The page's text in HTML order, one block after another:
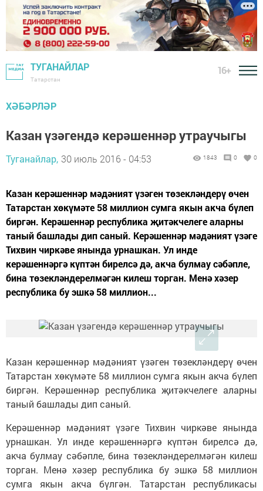
ТУГАНАЙЛАР
Татарстан
16+
ХӘБӘРЛӘР
Казан үзәгендә керәшеннәр утраучыгы
Туганайлар, 30 июль 2016 - 04:53 1843 0 0
Казан керәшеннәр мәдәният үзәген төзекләндерү өчен
Татарстан хөкүмәте 58 миллион сумга якын акча бүлеп
биргән. Керәшеннәр республика җитәкчелеге аларны
таный башлады дип саный. Керәшеннәр мәдәният үзәге
Тихвин чиркәве янында урнашкан. Ул инде
керәшеннәргә күптән бирелсә дә, акча булмау сәбәпле,
бина төзекләндерелмәгән килеш торган. Менә хәзер
республика бу эшкә 58 миллион...
Казан керәшеннәр мәдәният үзәген төзекләндерү өчен
Татарстан хөкүмәте 58 миллион сумга якын акча бүлеп
биргән. Керәшеннәр республика җитәкчелеге аларны
таный башлады дип саный.
Керәшеннәр мәдәният үзәге Тихвин чиркәве янында
урнашкан. Ул инде керәшеннәргә күптән бирелсә дә,
акча булмау сәбәпле, бина төзекләндерелмәгән килеш
торган. Менә хәзер республика бу эшкә 58 миллион
сумга якын акча бүлгән. Татарстан республикасы